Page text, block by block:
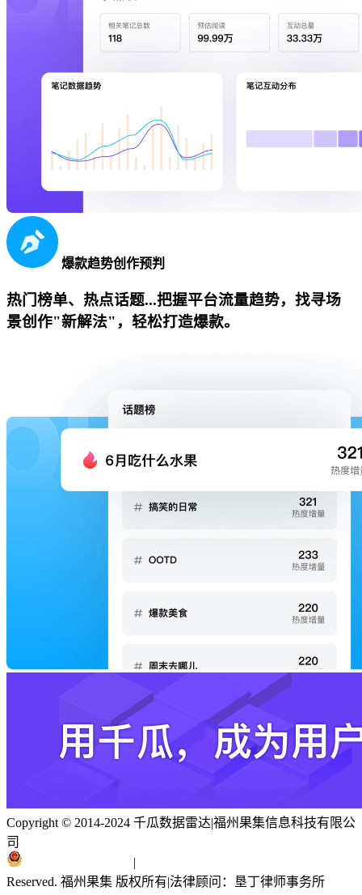
爆款趋势创作预判
热门榜单、热点话题...把握平台流量趋势，找寻场
景创作"新解法"，轻松打造爆款。
Copyright © 2014-2024 千瓜数据雷达|福州果集信息科技有限公
司
|
Reserved. 福州果集 版权所有|法律顾问：垦丁律师事务所